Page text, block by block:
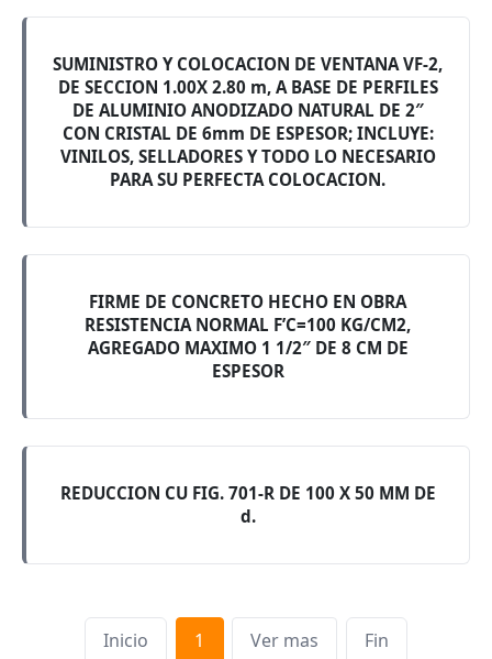
SUMINISTRO Y COLOCACION DE VENTANA VF-2,
DE SECCION 1.00X 2.80 m, A BASE DE PERFILES
DE ALUMINIO ANODIZADO NATURAL DE 2″
CON CRISTAL DE 6mm DE ESPESOR; INCLUYE:
VINILOS, SELLADORES Y TODO LO NECESARIO
PARA SU PERFECTA COLOCACION.
FIRME DE CONCRETO HECHO EN OBRA
RESISTENCIA NORMAL F’C=100 KG/CM2,
AGREGADO MAXIMO 1 1/2″ DE 8 CM DE
ESPESOR
REDUCCION CU FIG. 701-R DE 100 X 50 MM DE
d.
Inicio 1 Ver mas Fin